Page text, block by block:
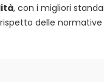
, con i migliori
delle normative